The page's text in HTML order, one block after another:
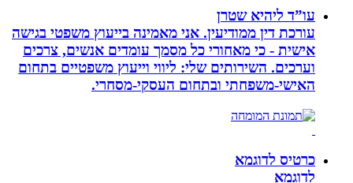
עו”ד ליהיא שטרן
עורכת דין ממודיעין. אני מאמינה בייעוץ משפטי בגישה
אישית - כי מאחורי כל מסמך עומדים אנשים, צרכים
וערכים. השירותים שלי: ליווי וייעוץ משפטיים בתחום
האישי-משפחתי ובתחום העסקי-מסחרי.
כרטיס לדוגמא
לדוגמא